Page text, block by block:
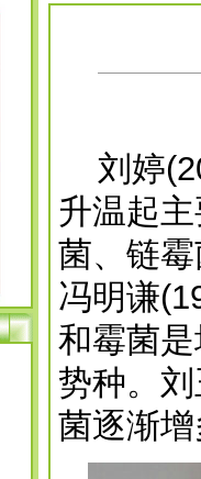
刘婷
升温起
菌、链
冯明谦
和霉菌
势种。
菌逐渐